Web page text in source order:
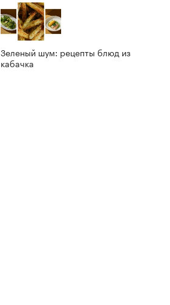
Зеленый шум: рецепты блюд из
кабачка